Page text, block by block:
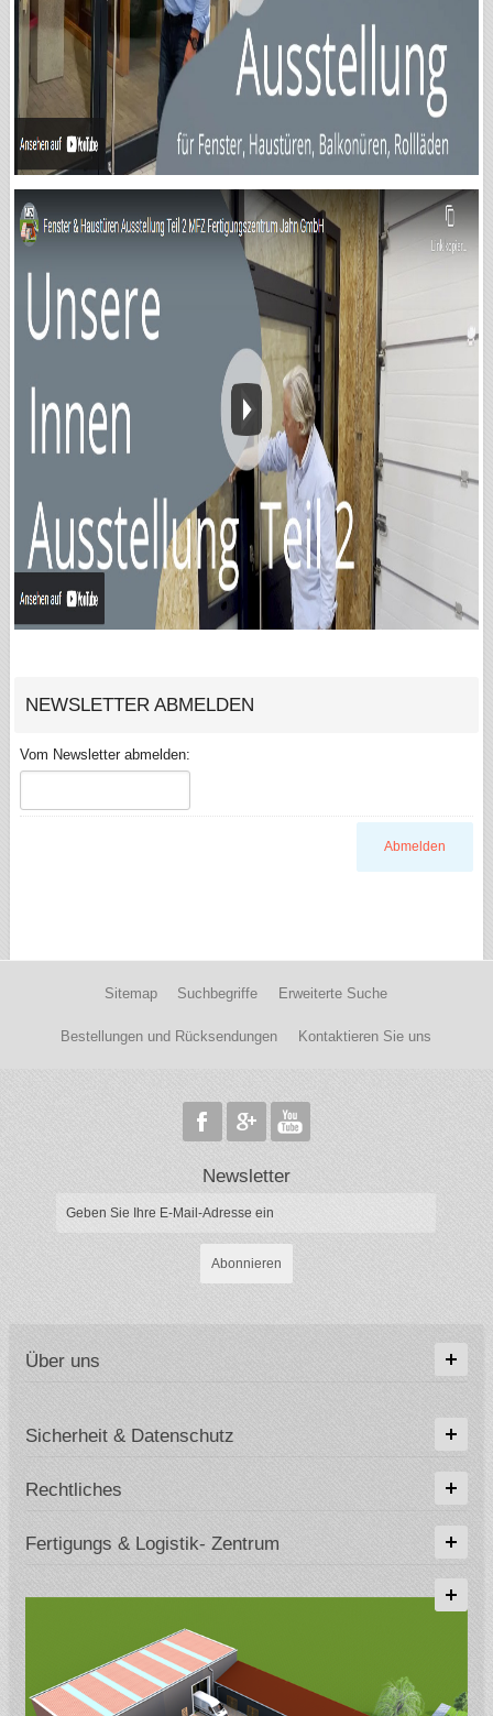
NEWSLETTER ABMELDEN
Vom Newsletter abmelden:
Abmelden
Sitemap Suchbegriffe Erweiterte Suche
Bestellungen und Rücksendungen Kontaktieren Sie uns
Newsletter
Abonnieren
Über uns
Sicherheit & Datenschutz
Rechtliches
Fertigungs & Logistik- Zentrum